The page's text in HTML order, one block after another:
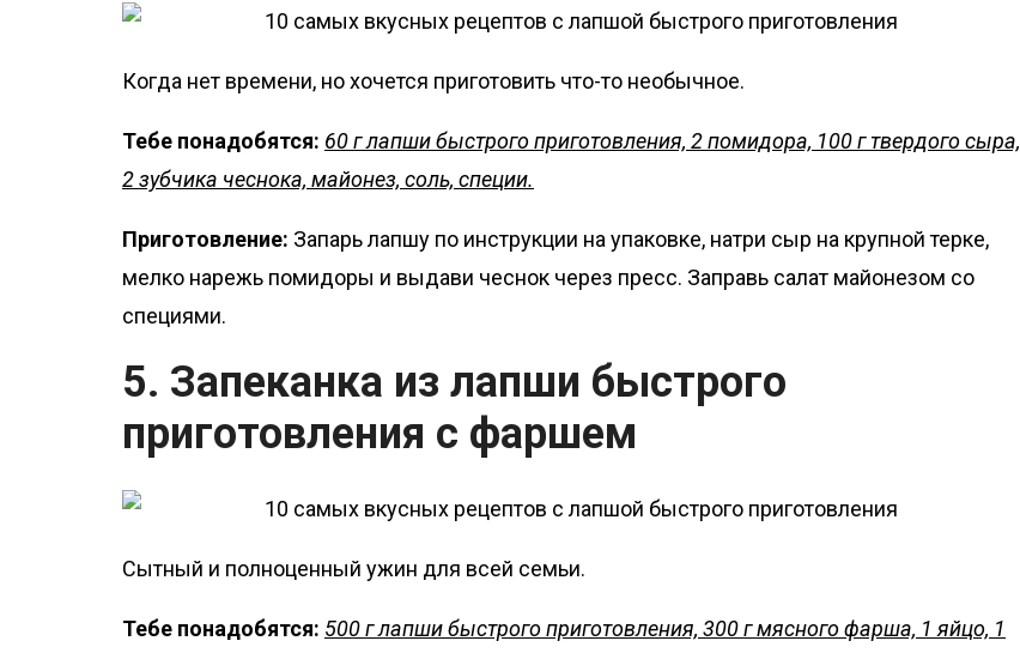
Когда нет времени, но хочется приготовить что-то необычное.
Тебе понадобятся: 60 г лапши быстрого приготовления, 2 помидора, 100 г твердого сыра,
2 зубчика чеснока, майонез, соль, специи.
Приготовление: Запарь лапшу по инструкции на упаковке, натри сыр на крупной терке,
мелко нарежь помидоры и выдави чеснок через пресс. Заправь салат майонезом со
специями.
5. Запеканка из лапши быстрого
приготовления с фаршем
Сытный и полноценный ужин для всей семьи.
Тебе понадобятся: 500 г лапши быстрого приготовления, 300 г мясного фарша, 1 яйцо, 1